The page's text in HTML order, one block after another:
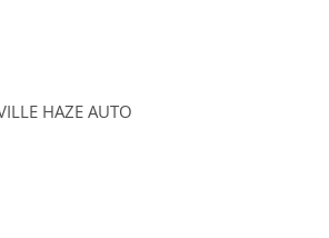
HAZE AUTO